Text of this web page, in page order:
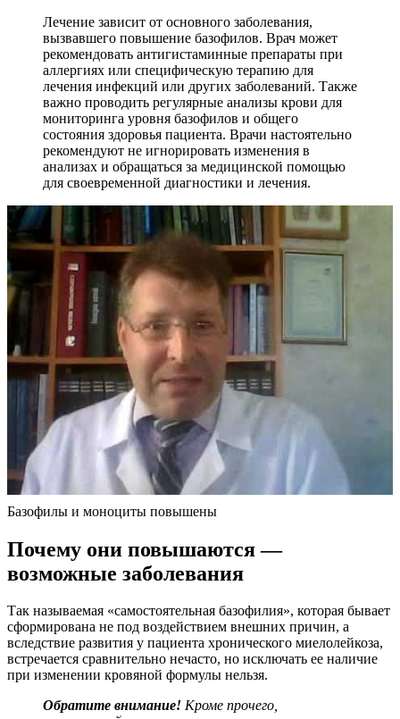
Лечение зависит от основного заболевания,
вызвавшего повышение базофилов. Врач может
рекомендовать антигистаминные препараты при
аллергиях или специфическую терапию для
лечения инфекций или других заболеваний. Также
важно проводить регулярные анализы крови для
мониторинга уровня базофилов и общего
состояния здоровья пациента. Врачи настоятельно
рекомендуют не игнорировать изменения в
анализах и обращаться за медицинской помощью
для своевременной диагностики и лечения.
Базофилы и моноциты повышены
Почему они повышаются —
возможные заболевания
Так называемая «самостоятельная базофилия», которая бывает
сформирована не под воздействием внешних причин, а
вследствие развития у пациента хронического миелолейкоза,
встречается сравнительно нечасто, но исключать ее наличие
при изменении кровяной формулы нельзя.
Обратите внимание! Кроме прочего,